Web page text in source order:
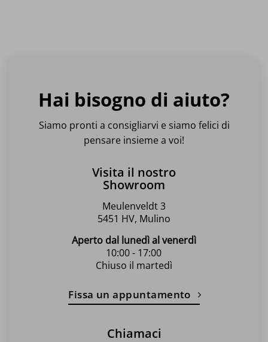
Hai bisogno di aiuto?
Siamo pronti a consigliarvi e siamo felici di
pensare insieme a voi!
Visita il nostro
Showroom
Meulenveldt 3
5451 HV, Mulino
Aperto dal lunedì al venerdì
10:00 - 17:00
Chiuso il martedì
Fissa un appuntamento
Chiamaci